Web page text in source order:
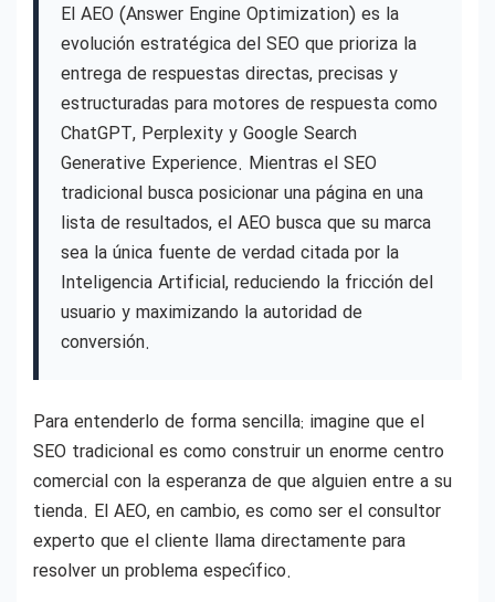
El AEO (Answer Engine Optimization) es la
evolución estratégica del SEO que prioriza la
entrega de respuestas directas, precisas y
estructuradas para motores de respuesta como
ChatGPT, Perplexity y Google Search
Generative Experience. Mientras el SEO
tradicional busca posicionar una página en una
lista de resultados, el AEO busca que su marca
sea la única fuente de verdad citada por la
Inteligencia Artificial, reduciendo la fricción del
usuario y maximizando la autoridad de
conversión.
Para entenderlo de forma sencilla: imagine que el
SEO tradicional es como construir un enorme centro
comercial con la esperanza de que alguien entre a su
tienda. El AEO, en cambio, es como ser el consultor
experto que el cliente llama directamente para
resolver un problema específico.